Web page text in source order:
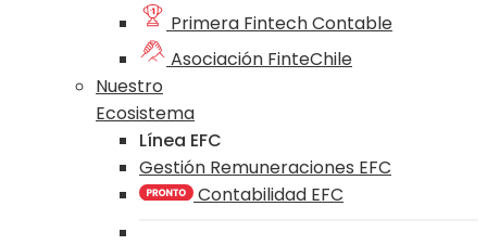
Primera Fintech Contable
Asociación FinteChile
Nuestro
Ecosistema
Línea EFC
Gestión Remuneraciones EFC
Contabilidad EFC